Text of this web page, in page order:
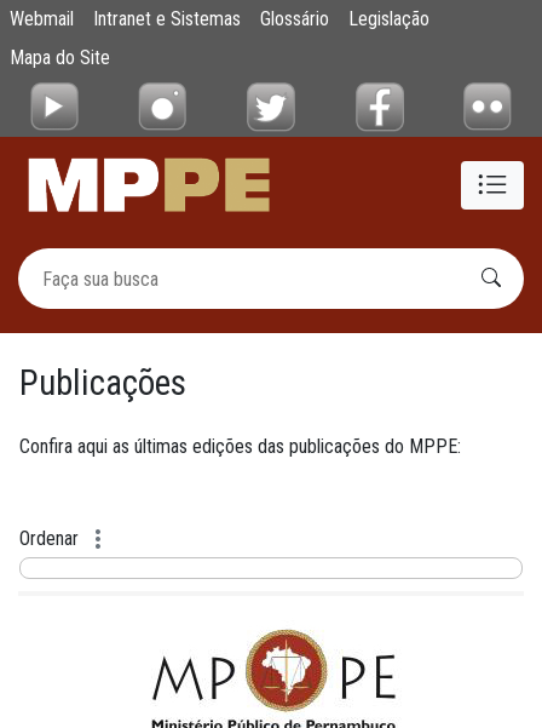
Pular para o Conteúdo principal
Publicações
Webmail Intranet e Sistemas Glossário
Legislação
Mapa do Site
Publicações
Confira aqui as últimas edições das publicações do MPPE:
Ordenar